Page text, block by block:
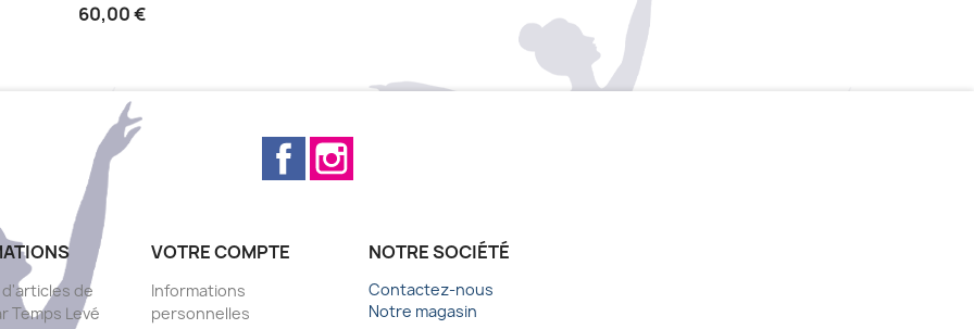
60,00 €
Facebook
de
Temps Levé
VOTRE COMPTE
Informations
personnelles
NOTRE SOCIÉTÉ
Contactez-nous
Notre magasin